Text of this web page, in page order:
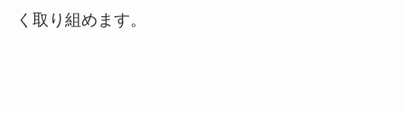
く取り組めます。